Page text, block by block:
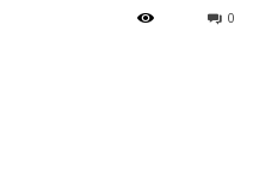
0